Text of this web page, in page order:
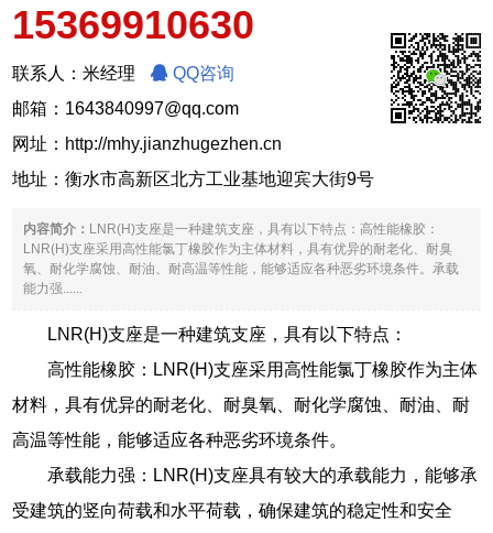
15369910630
联系人：米经理
QQ咨询
邮箱：1643840997@qq.com
网址： http://mhy.jianzhugezhen.cn
地址：衡水市高新区北方工业基地迎宾大街9号
内容简介： LNR(H)支座是一种建筑支座，具有以下特点：高性能橡胶：
LNR(H)支座采用高性能氯丁橡胶作为主体材料，具有优异的耐老化、耐臭
氧、耐化学腐蚀、耐油、耐高温等性能，能够适应各种恶劣环境条件。承载
能力强......
LNR(H)支座是一种建筑支座，具有以下特点：
高性能橡胶：LNR(H)支座采用高性能氯丁橡胶作为主体
材料，具有优异的耐老化、耐臭氧、耐化学腐蚀、耐油、耐
高温等性能，能够适应各种恶劣环境条件。
承载能力强：LNR(H)支座具有较大的承载能力，能够承
受建筑的竖向荷载和水平荷载，确保建筑的稳定性和安全